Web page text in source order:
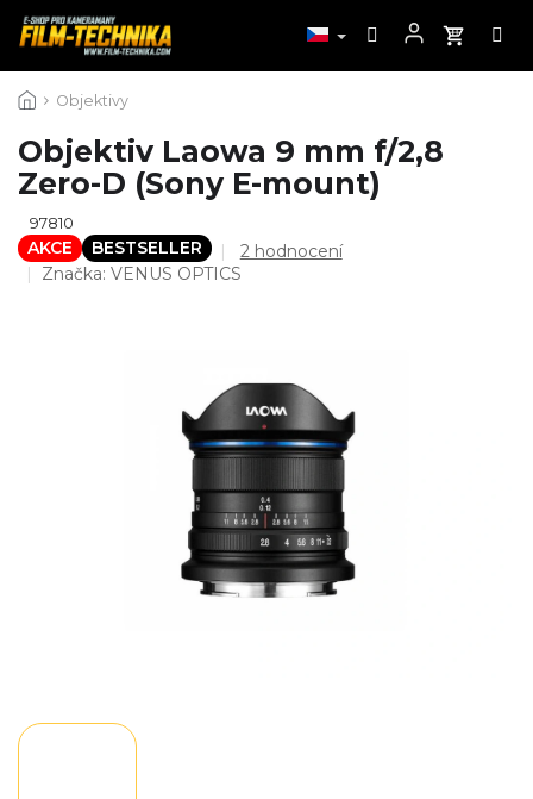
na
Objektivy
Objektiv Laowa 9 mm f/2,8
Zero-D (Sony E-mount)
97810
AKCE BESTSELLER
Průměrné
hodnocení
5
hvězdiček.
2 hodnocení
Značka: VENUS OPTICS